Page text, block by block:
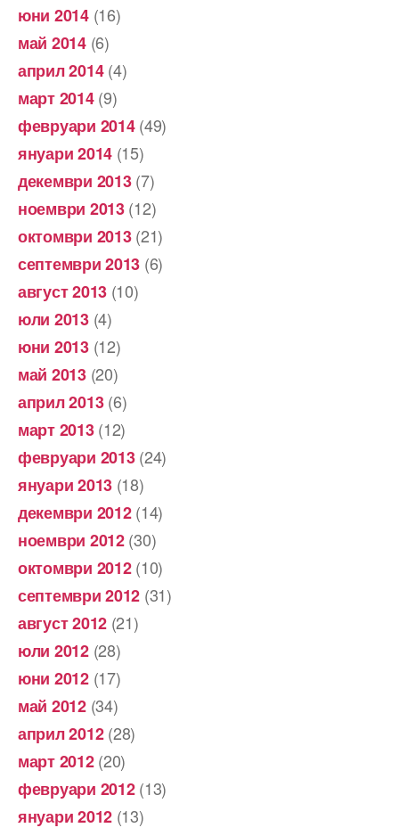
юни 2014(16)
май 2014(6)
април 2014(4)
март 2014(9)
февруари 2014(49)
януари 2014 (15)
декември 2013(7)
ноември 2013(12)
октомври 2013(21)
септември 2013 (6)
август 2013 (10)
юли 2013(4)
юни 2013(12)
май 2013(20)
април 2013(6)
март 2013(12)
февруари 2013(24)
януари 2013 (18)
декември 2012(14)
ноември 2012(30)
октомври 2012(10)
септември 2012 (31)
август 2012 (21)
юли 2012(28)
юни 2012(17)
май 2012(34)
април 2012(28)
март 2012(20)
февруари 2012(13)
януари 2012 (13)